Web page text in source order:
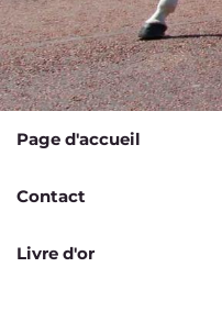
Page d'accueil
Contact
Livre d'or